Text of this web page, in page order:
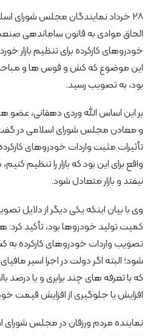
۲۸ خرداد نمایندگان مجلس شورای
الحاق موادی به قانون ساماندهی
خودروهای کارکرده برای تنظیم بازار
این موضوع که کش و قوس ها و مباحث
بود، به تصویب رسید.
بر این اساس الله وردی دهقانی،
و معادن مجلس شورای اسلامی در گفت و
تأثیرات مثبت واردات خودروهای
واقع برای این بود که بازار را تنظیم
نیفتد و بازار متعادل شود.
وی با بیان اینکه یکی دیگر از دلایل
کمیت تولید خودروها بود، تأکید کرد:
تصویب واردات خودروهای کارکرده به
شود؛ البته اگر دولت در اجرا اسیر
که با تعرفه های چند برابری و یا درصد
افزایش یا جلوگیری از افزایش قیمت
نماینده مردم ورزقان در مجلس